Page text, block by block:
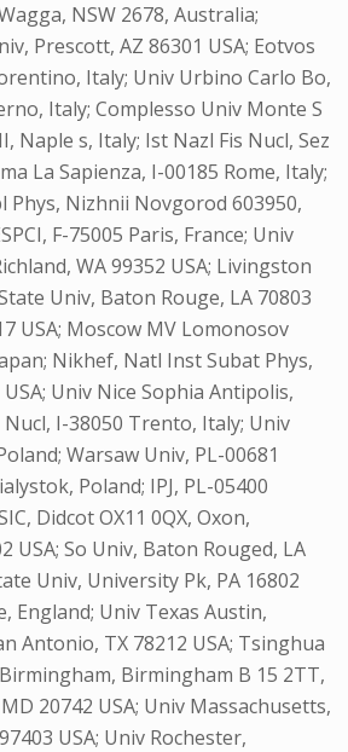
NSW 2678, Australia;
Prescott, AZ 86301 USA; Eotvos
Italy; Univ Urbino Carlo Bo,
Italy; Complesso Univ Monte S
Naple s, Italy; Ist Nazl Fis Nucl, Sez
La Sapienza, I-00185 Rome, Italy;
Phys, Nizhnii Novgorod 603950,
F-75005 Paris, France; Univ
WA 99352 USA; Livingston
Univ, Baton Rouge, LA 70803
USA; Moscow MV Lomonosov
Nikhef, Natl Inst Subat Phys,
Univ Nice Sophia Antipolis,
Nucl, I-38050 Trento, Italy; Univ
Warsaw Univ, PL-00681
Poland; IPJ, PL-05400
Didcot OX11 0QX, Oxon,
USA; So Univ, Baton Rouged, LA
Univ, University Pk, PA 16802
England; Univ Texas Austin,
Antonio, TX 78212 USA; Tsinghua
Birmingham B 15 2TT,
20742 USA; Univ Massachusetts,
USA; Univ Rochester,